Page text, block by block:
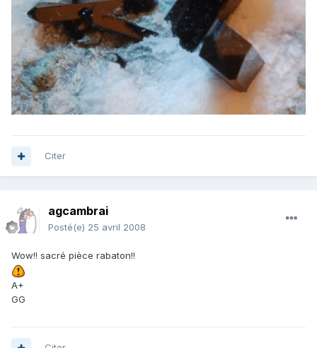
Citer
agcambrai
Posté(e) 25 avril 2008
Wow!! sacré pièce rabaton!!
A+
GG